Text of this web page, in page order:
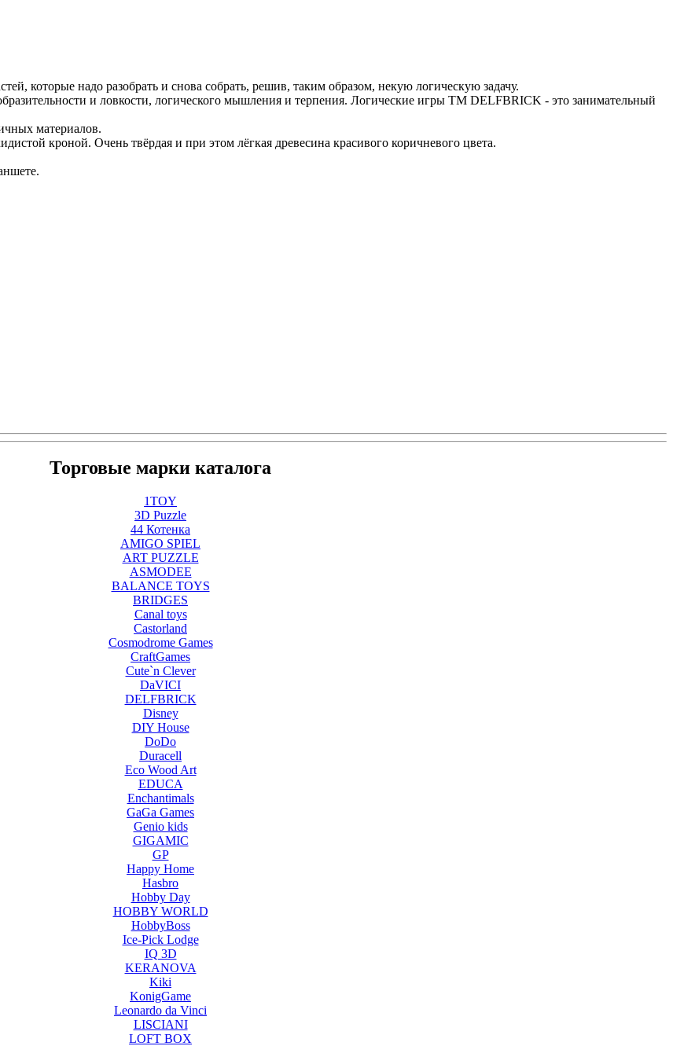
которые надо разобрать и снова собрать, решив, таким образом, некую логическую задачу.
и ловкости, логического мышления и терпения. Логические игры ТМ DELFBRICK - это занимательный
материалов.
кроной. Очень твёрдая и при этом лёгкая древесина красивого коричневого цвета.
Торговые марки каталога
1TOY
3D Puzzle
44 Котенка
AMIGO SPIEL
ART PUZZLE
ASMODEE
BALANCE TOYS
BRIDGES
Canal toys
Castorland
Cosmodrome Games
CraftGames
Cute`n Clever
DaVICI
DELFBRICK
Disney
DIY House
DoDo
Duracell
Eco Wood Art
EDUCA
Enchantimals
GaGa Games
Genio kids
GIGAMIC
GP
Happy Home
Hasbro
Hobby Day
HOBBY WORLD
HobbyBoss
Ice-Pick Lodge
IQ 3D
KERANOVA
Kiki
KonigGame
Leonardo da Vinci
LISCIANI
LOFT BOX